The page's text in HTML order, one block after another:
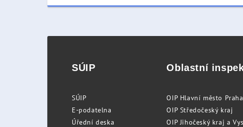
SÚIP
SÚIP
E-podatelna
Úřední deska
Oblastní
OIP Hlavní město Praha
OIP Středočeský kraj
OIP Jihočeský kraj a